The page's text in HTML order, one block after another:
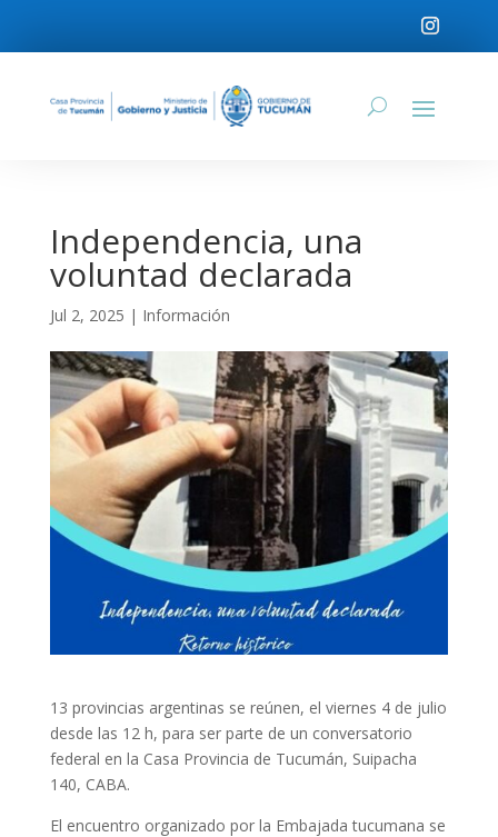
Independencia, una
voluntad declarada
Jul 2, 2025 | Información
13 provincias argentinas se reúnen, el viernes 4 de julio
desde las 12 h, para ser parte de un conversatorio
federal en la Casa Provincia de Tucumán, Suipacha
140, CABA.
El encuentro organizado por la Embajada tucumana se